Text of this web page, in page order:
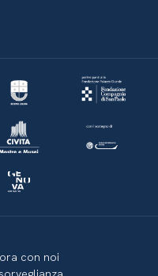
con noi